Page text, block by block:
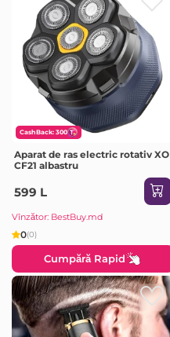
CashBack: 300
Aparat de ras electric rotativ XO
CF21 albastru
599 L
Vînzător: BestBuy.md
0(0)
Cumpără Rapid